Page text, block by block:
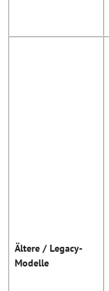
Ältere / Legacy-
Modelle